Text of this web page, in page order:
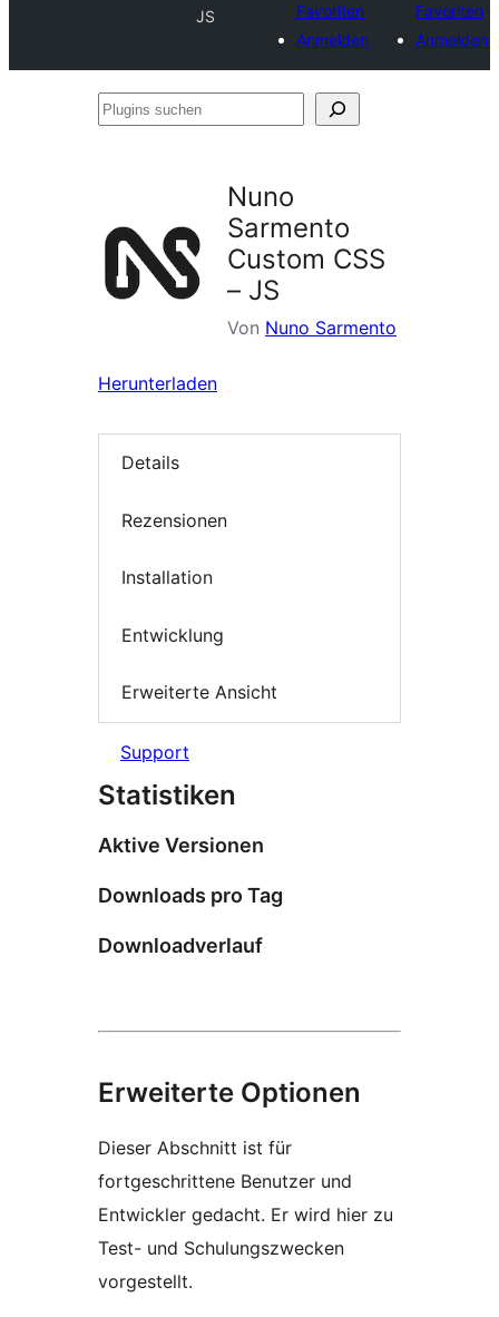
JS
Favoriten
Anmelden
Favoriten
Anmelden
Plugins
Nuno
Sarmento
Custom CSS
– JS
Von Nuno Sarmento
Herunterladen
Details
Rezensionen
Installation
Entwicklung
Erweiterte Ansicht
Support
Statistiken
Aktive Versionen
Downloads pro Tag
Downloadverlauf
Erweiterte Optionen
Dieser Abschnitt ist für
fortgeschrittene Benutzer und
Entwickler gedacht. Er wird hier zu
Test- und Schulungszwecken
vorgestellt.